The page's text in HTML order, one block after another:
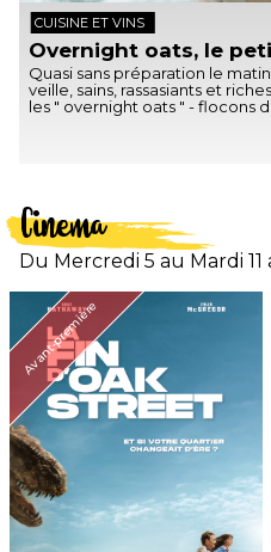
CUISINE ET VINS
Overnight oats, le
Quasi sans préparation le
veille, sains, rassasiants et
les " overnight oats " - flocons
Cinema
Du Mercredi 5 au Mardi 11
Avant-première